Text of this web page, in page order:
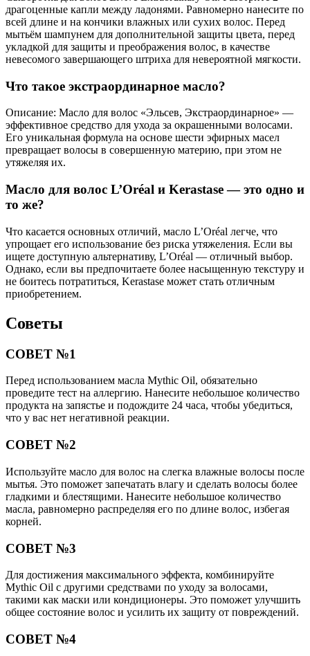
драгоценные капли между ладонями. Равномерно нанесите по
всей длине и на кончики влажных или сухих волос. Перед
мытьём шампунем для дополнительной защиты цвета, перед
укладкой для защиты и преображения волос, в качестве
невесомого завершающего штриха для невероятной мягкости.
Что такое экстраординарное масло?
Описание: Масло для волос «Эльсев, Экстраординарное» —
эффективное средство для ухода за окрашенными волосами.
Его уникальная формула на основе шести эфирных масел
превращает волосы в совершенную материю, при этом не
утяжеляя их.
Масло для волос L’Oréal и Kerastase — это одно и
то же?
Что касается основных отличий, масло L’Oréal легче, что
упрощает его использование без риска утяжеления. Если вы
ищете доступную альтернативу, L’Oréal — отличный выбор.
Однако, если вы предпочитаете более насыщенную текстуру и
не боитесь потратиться, Kerastase может стать отличным
приобретением.
Советы
СОВЕТ №1
Перед использованием масла Mythic Oil, обязательно
проведите тест на аллергию. Нанесите небольшое количество
продукта на запястье и подождите 24 часа, чтобы убедиться,
что у вас нет негативной реакции.
СОВЕТ №2
Используйте масло для волос на слегка влажные волосы после
мытья. Это поможет запечатать влагу и сделать волосы более
гладкими и блестящими. Нанесите небольшое количество
масла, равномерно распределяя его по длине волос, избегая
корней.
СОВЕТ №3
Для достижения максимального эффекта, комбинируйте
Mythic Oil с другими средствами по уходу за волосами,
такими как маски или кондиционеры. Это поможет улучшить
общее состояние волос и усилить их защиту от повреждений.
СОВЕТ №4